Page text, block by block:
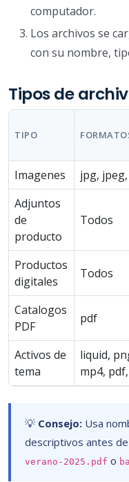
computador.
Los archivos se
con su nombre,
Tipos de
TIPO
Imagenes jpg,
Adjuntos
de
producto
Todos
Productos
digitales
Todos
Catalogos
PDF
pdf
Activos de
tema
liquid,
mp4,
💡 Consejo: Usa
descriptivos antes
verano-2025.pdf o